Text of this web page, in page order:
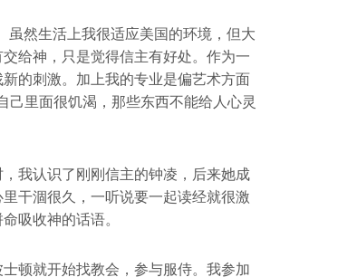
虽然生活上我很适应美国的环境，但大
给神，只是觉得信主有好处。作为一
的刺激。加上我的专业是偏艺术方面
己里面很饥渴，那些东西不能给人心灵
我认识了刚刚信主的钟凌，后来她成
干涸很久，一听说要一起读经就很激
吸收神的话语。
顿就开始找教会，参与服侍。我参加